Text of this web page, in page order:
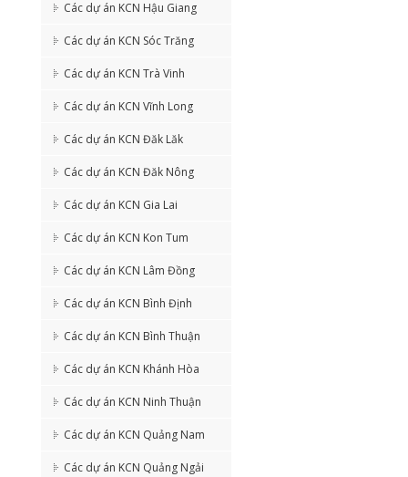
Các dự án KCN Hậu Giang
Các dự án KCN Sóc Trăng
Các dự án KCN Trà Vinh
Các dự án KCN Vĩnh Long
Các dự án KCN Đăk Lăk
Các dự án KCN Đăk Nông
Các dự án KCN Gia Lai
Các dự án KCN Kon Tum
Các dự án KCN Lâm Đồng
Các dự án KCN Bình Định
Các dự án KCN Bình Thuận
Các dự án KCN Khánh Hòa
Các dự án KCN Ninh Thuận
Các dự án KCN Quảng Nam
Các dự án KCN Quảng Ngải